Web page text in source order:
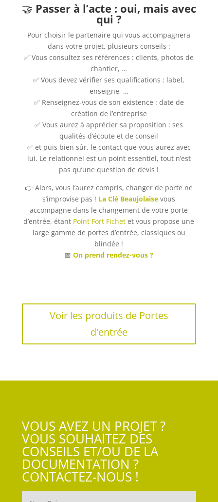
🤝 Passer à l’acte : oui, mais avec
qui ?
Pour choisir le partenaire qui vous accompagnera
dans votre projet, plusieurs conseils :
✅ Vous consultez ses références : clients, photos de
chantier, …
✅ Vous devez vérifier ses qualifications : label,
enseigne, …
✅ Renseignez-vous de son existence : date de
création de l’entreprise
✅ Vous aurez à apprécier sa proposition : ses
qualités d’écoute et de conseil
✅ et puis bien sûr, le contact que vous aurez avec
lui. Le relationnel est un point essentiel, tout n’est
pas qu’une question de devis !
👉 Alors, vous l’aurez compris, changer de porte ne
s’improvise pas ! La Clé Beaujolaise vous
accompagne dans le changement de votre porte
d’entrée, étant Point Fort Fichet et vous propose une
large gamme de portes d’entrée, classiques ou
blindée !
📅On prend rendez-vous ?
Voir les produits de Portes
d'entrée
VOUS AVEZ UN PROJET ?
VOUS SOUHAITEZ DES
CONSEILS ET/OU DE LA
DOCUMENTATION ?
CONTACTEZ-NOUS !